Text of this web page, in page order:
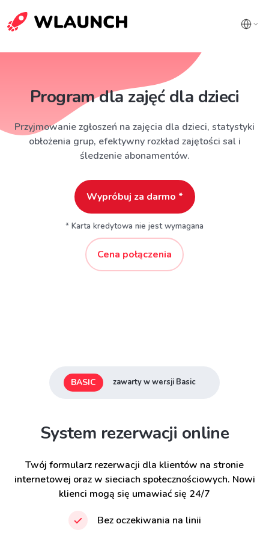
Program dla zajęć dla dzieci
Przyjmowanie zgłoszeń na zajęcia dla dzieci, statystyki
obłożenia grup, efektywny rozkład zajętości sal i
śledzenie abonamentów.
Wypróbuj za darmo *
* Karta kredytowa nie jest wymagana
Cena połączenia
BASIC zawarty w wersji Basic
System rezerwacji online
Twój formularz rezerwacji dla klientów na stronie
internetowej oraz w sieciach społecznościowych. Nowi
klienci mogą się umawiać się 24/7
Bez oczekiwania na linii